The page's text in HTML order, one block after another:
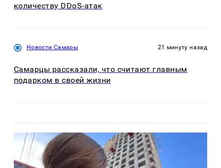
количеству DDoS-атак
Новости Самары 21 минуту назад
Самарцы рассказали, что считают главным
подарком в своей жизни